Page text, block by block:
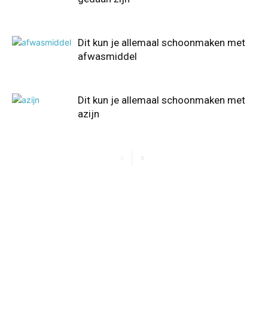
Dit kun je allemaal schoonmaken met
afwasmiddel
Dit kun je allemaal schoonmaken met
azijn